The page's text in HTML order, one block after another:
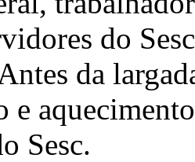
do
da
e
Sesc.